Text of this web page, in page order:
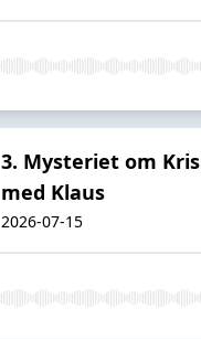
3. Mysteriet om
med Klaus
2026-07-15